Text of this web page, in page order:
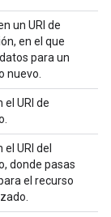
un URI de
en el que
para un
nuevo.
el URI de
el URI del
donde pasas
el recurso